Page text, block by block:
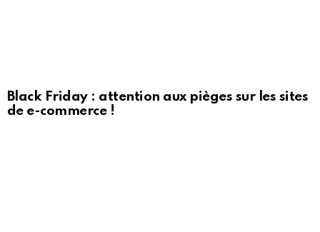
Black Friday : attention aux pièges sur les sites
de e-commerce !